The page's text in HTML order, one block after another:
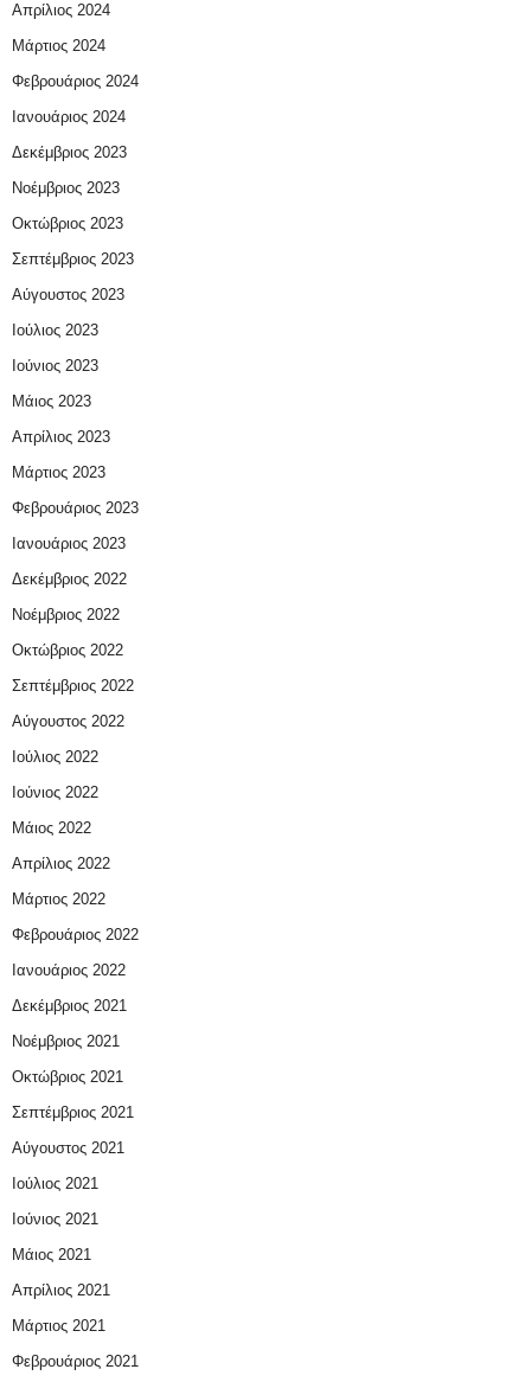
Απρίλιος 2024
Μάρτιος 2024
Φεβρουάριος 2024
Ιανουάριος 2024
Δεκέμβριος 2023
Νοέμβριος 2023
Οκτώβριος 2023
Σεπτέμβριος 2023
Αύγουστος 2023
Ιούλιος 2023
Ιούνιος 2023
Μάιος 2023
Απρίλιος 2023
Μάρτιος 2023
Φεβρουάριος 2023
Ιανουάριος 2023
Δεκέμβριος 2022
Νοέμβριος 2022
Οκτώβριος 2022
Σεπτέμβριος 2022
Αύγουστος 2022
Ιούλιος 2022
Ιούνιος 2022
Μάιος 2022
Απρίλιος 2022
Μάρτιος 2022
Φεβρουάριος 2022
Ιανουάριος 2022
Δεκέμβριος 2021
Νοέμβριος 2021
Οκτώβριος 2021
Σεπτέμβριος 2021
Αύγουστος 2021
Ιούλιος 2021
Ιούνιος 2021
Μάιος 2021
Απρίλιος 2021
Μάρτιος 2021
Φεβρουάριος 2021